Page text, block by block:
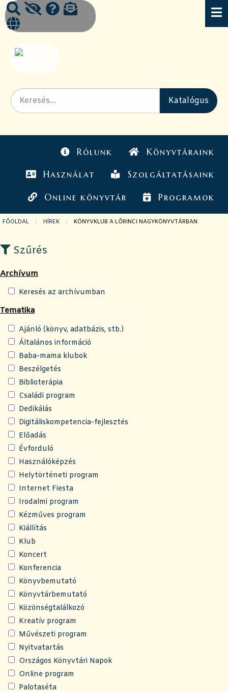
Rólunk Könyvtáraink
Használat Szolgáltatásaink
Online könyvtár Programok
FŐOLDAL HÍREK JELENLEGI OLDAL:
KÖNYVKLUB A LŐRINCI NAGYKÖNYVTÁRBAN
Szűrés
Archívum
Keresés az archívumban
Tematika
Ajánló (könyv, adatbázis, stb.)
Általános információ
Baba-mama klubok
Beszélgetés
Biblioterápia
Családi program
Dedikálás
Digitáliskompetencia-fejlesztés
Előadás
Évforduló
Használóképzés
Helytörténeti program
Internet Fiesta
Irodalmi program
Kézműves program
Kiállítás
Klub
Koncert
Konferencia
Könyvbemutató
Könyvtárbemutató
Közönségtalálkozó
Kreatív program
Művészeti program
Nyitvatartás
Országos Könyvtári Napok
Online program
Palotaséta